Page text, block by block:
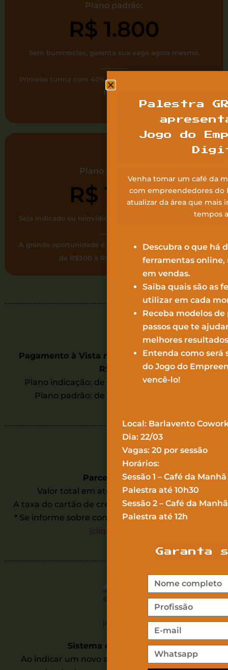
Plano padrão:
R$ 1.800
Sem burocracias, garanta sua vaga agora mesmo.
Primeira turma com 40% de desconto, apenas R$60,00
h/aula
Plano indicação:
R$ 1.500
Seja indicado ou reinvidique para receber um desconto
A grande oportunidade é entrar em duplas para ganhar
de R$300 à R$600 de desconto.
Pagamento à Vista no Pix (com desconto de
R$300)
Plano indicação: de R$ 1.500 por R$1.200 ou
Plano padrão: de R$ 1.800 por R$1.500.
Parcelamento:
Valor total em até 10 vezes sem juros.
A taxa do cartão de crédito será por nossa conta.
* Se informe sobre condições no boleto bancário
(clique aqui)
Sistema de Indicação:
Ao indicar um novo aluno que se matricule, o
Palestra
Jogo do
Venha tomar um café da
com empreendedores do
atualizar da área que mais
tempos
Descubra o que há
ferramentas
em vendas.
Saiba quais são as
utilizar em cada
Receba modelos de
passos que te
melhores
Entenda como será
do Jogo do
vencê-lo!
Local: Barlavento
Dia: 22/03
Vagas: 20 por sessão
Horários:
Sessão 1 – Café da
Palestra até 10h30
Sessão 2 – Café da Manhã
Palestra até 12h
Garanta